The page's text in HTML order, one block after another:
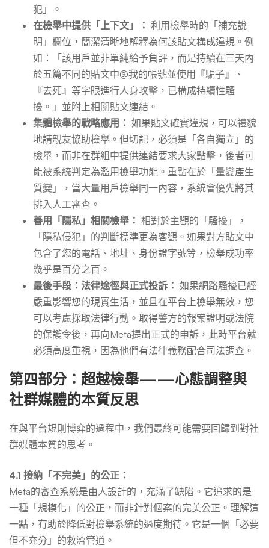
犯」。
在檢舉中提供「上下文」： 利用檢舉時的「補充說
明」欄位，簡潔清晰地解釋為何該貼文構成違規。例
如：「該用戶並非單純給予負評，而是持續在三天內
於五篇不同的貼文中@我的帳號並使用『騙子』、
『去死』等字眼進行人身攻擊，已構成持續性騷
擾。」並附上相關貼文連結。
集體檢舉的戰略應用： 如果貼文確實違規，可以禮貌
地請親友協助檢舉。但切記，必須是「各自獨立」的
檢舉，而非在群組中提供連結要求大家點擊，後者可
能被系統判定為濫用檢舉功能。重點在於「量變產生
質變」，當大量用戶檢舉同一內容，系統會優先將其
排入人工審查。
善用「隱私」相關檢舉： 相對於主觀的「騷擾」，
「隱私侵犯」的判斷標準更為客觀。如果對方貼文中
包含了您的電話、地址、身份證字號等，檢舉成功率
幾乎是百分之百。
最後手段：法律途徑與正式投訴： 如果網路騷擾已經
嚴重影響您的現實生活，並且在平台上檢舉無效，您
可以考慮採取法律行動。取得警方的報案證明或法院
的保護令後，再向Meta提出正式的申訴，此時平台就
必須高度重視，因為他們有法律義務配合司法調查。
第四部分：超越檢舉——心態調整與
社群媒體的本質反思
在與平台規則博弈的過程中，我們最終可能需要回歸到對社
群媒體本質的思考。
4.1 接納「不完美」的公正：
Meta的審查系統是由人設計的，充滿了缺陷。它追求的是
一種「規模化」的公正，而非針對個案的完美公正。理解這
一點，有助於降低對檢舉系統的過度期待。它是一個「必要
但不充分」的救濟管道。